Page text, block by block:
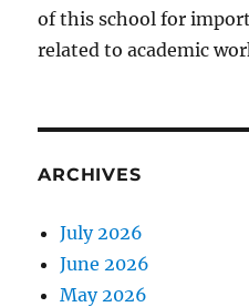
of this school for
related to academic
ARCHIVES
July 2026
June 2026
May 2026